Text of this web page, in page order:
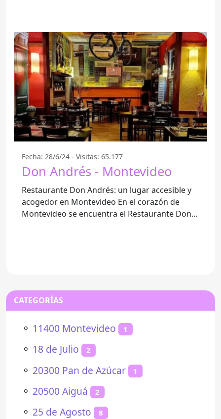
Fecha: 28/6/24 - Visitas: 65.177
Don Andrés - Montevideo
Restaurante Don Andrés: un lugar accesible y
acogedor en Montevideo En el corazón de
Montevideo se encuentra el Restaurante Don
CATEGORÍAS
⚬ 11400 Montevideo 1
⚬ 18 de Julio 2
⚬ 20300 Pan de Azúcar 1
⚬ 20500 Aiguá 2
⚬ 25 de Agosto 8